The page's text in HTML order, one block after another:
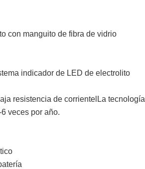
con manguito de fibra de vidrio
indicador de LED de electrolito
resistencia de corriente La tecnología
veces por año.